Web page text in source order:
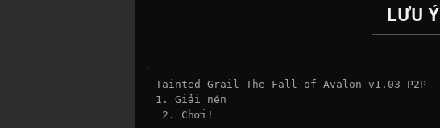
LƯU Ý
Tainted Grail The Fall of Avalon v1.03-P2P
1. Giải nén
2. Chơi!